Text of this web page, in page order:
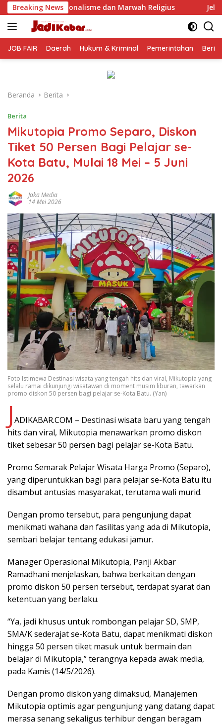
Langsung
ke
konten
Breaking News
dan Marwah Religius Jelang Perayaan HUT RI ke-81,
JOB FAIR Daerah Hukum & Kriminal Pemerintahan
Beranda Berita
Berita
Mikutopia Promo Separo, Diskon
Tiket 50 Persen Bagi Pelajar se-
Kota Batu, Mulai 18 Mei – 5 Juni
2026
Jaka Media
14 Mei 2026
Foto Istimewa Destinasi wisata yang tengah hits dan viral, Mikutopia yang
selalu ramai dikunjungi wisatawan di moment musim liburan, tawarkan
promo diskon 50 persen bagi pelajar se-Kota Batu. (Yan)
JADIKABAR.COM – Destinasi wisata baru yang tengah
hits dan viral, Mikutopia menawarkan promo diskon
tiket sebesar 50 persen bagi pelajar se-Kota Batu.
Promo Semarak Pelajar Wisata Harga Promo (Separo),
yang diperuntukkan bagi para pelajar se-Kota Batu itu
disambut antusias masyarakat, terutama wali murid.
Dengan promo tersebut, para pengunjung dapat
menikmati wahana dan fasilitas yang ada di Mikutopia,
sembari belajar tentang edukasi jamur.
Manager Operasional Mikutopia, Panji Akbar
Ramadhani menjelaskan, bahwa berkaitan dengan
promo diskon 50 persen tersebut, terdapat syarat dan
ketentuan yang berlaku.
“Ya, jadi khusus untuk rombongan pelajar SD, SMP,
SMA/K sederajat se-Kota Batu, dapat menikmati diskon
hingga 50 persen tiket masuk untuk bermain dan
belajar di Mikutopia,” terangnya kepada awak media,
pada Kamis (14/5/2026).
Dengan promo diskon yang dimaksud, Manajemen
Mikutopia optimis agar pengunjung yang datang dapat
merasa senang sekaligus terhibur dengan beragam